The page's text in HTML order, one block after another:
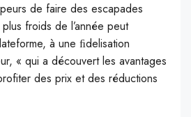
de faire des escapades
froids de l’année peut
à une ﬁdelisation
« qui a découvert les avantages
des prix et des réductions